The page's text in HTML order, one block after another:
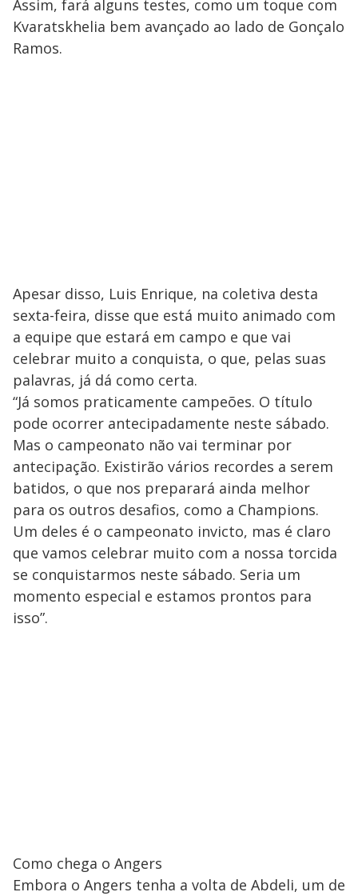
Assim, fará alguns testes, como um toque com
Kvaratskhelia bem avançado ao lado de Gonçalo
Ramos.
Apesar disso, Luis Enrique, na coletiva desta
sexta-feira, disse que está muito animado com
a equipe que estará em campo e que vai
celebrar muito a conquista, o que, pelas suas
palavras, já dá como certa.
“Já somos praticamente campeões. O título
pode ocorrer antecipadamente neste sábado.
Mas o campeonato não vai terminar por
antecipação. Existirão vários recordes a serem
batidos, o que nos preparará ainda melhor
para os outros desafios, como a Champions.
Um deles é o campeonato invicto, mas é claro
que vamos celebrar muito com a nossa torcida
se conquistarmos neste sábado. Seria um
momento especial e estamos prontos para
isso”.
Como chega o Angers
Embora o Angers tenha a volta de Abdeli, um de